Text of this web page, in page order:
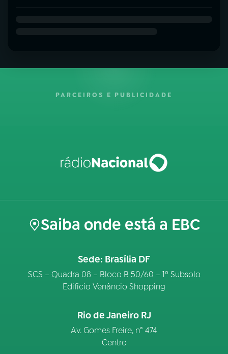
PARCEIROS E PUBLICIDADE
Saiba onde está a EBC
Sede: Brasília DF
SCS – Quadra 08 – Bloco B 50/60 – 1º Subsolo
Edifício Venâncio Shopping
Rio de Janeiro RJ
Av. Gomes Freire, n° 474
Centro